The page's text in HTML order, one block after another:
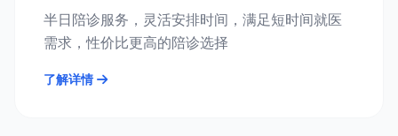
半日陪诊服务，灵活安排时间，满足短时间就医
需求，性价比更高的陪诊选择
了解详情